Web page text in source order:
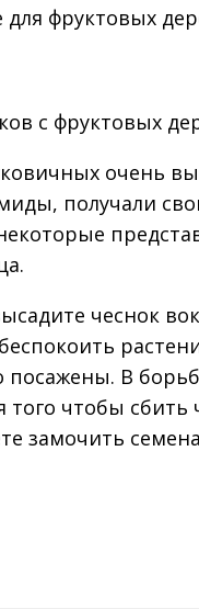
фруктовых
с фруктовых
очень
получали
чеснок
В
того чтобы
замочить